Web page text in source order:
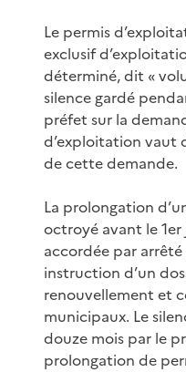
Le permis
exclusif
déterminé, dit «
silence gardé
préfet sur la
d’exploitation vaut
de cette demande.
La prolongation
octroyé avant le
accordée par
instruction d’un
renouvellement et
municipaux. Le
douze mois par le
prolongation de